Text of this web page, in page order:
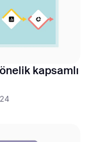
kapsamlı